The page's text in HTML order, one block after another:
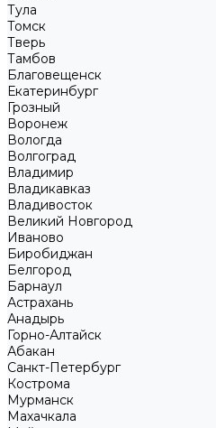
Тула
Томск
Тверь
Тамбов
Благовещенск
Екатеринбург
Грозный
Воронеж
Вологда
Волгоград
Владимир
Владикавказ
Владивосток
Великий Новгород
Иваново
Биробиджан
Белгород
Барнаул
Астрахань
Анадырь
Горно-Алтайск
Абакан
Санкт-Петербург
Кострома
Мурманск
Махачкала